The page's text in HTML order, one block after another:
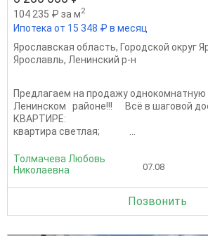
104 235 ₽ за м2
Ипотека от 15 348 ₽ в месяц
Ярославская область, Городской округ
Ярославль, Ленинский р-н
Предлагаем на продажу однокомнатную
Ленинском районе!!! Всё в шаговой
квартира светлая; ...
Толмачева Любовь
Николаевна
07.08
Позвонить